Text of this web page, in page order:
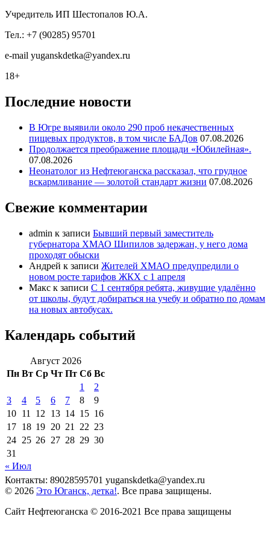
Учредитель ИП Шестопалов Ю.А.
Тел.: +7 (90285) 95701
e-mail yuganskdetka@yandex.ru
18+
Последние новости
В Югре выявили около 290 проб некачественных
пищевых продуктов, в том числе БАДов 07.08.2026
Продолжается преображение площади «Юбилейная».
07.08.2026
Неонатолог из Нефтеюганска рассказал, что грудное
вскармливание — золотой стандарт жизни 07.08.2026
Свежие комментарии
admin к записи Бывший первый заместитель
губернатора ХМАО Шипилов задержан, у него дома
проходят обыски
Андрей к записи Жителей ХМАО предупредили о
новом росте тарифов ЖКХ с 1 апреля
Макс к записи С 1 сентября ребята, живущие удалённо
от школы, будут добираться на учебу и обратно по домам
на новых автобусах.
Календарь событий
Август 2026
Пн Вт Ср Чт Пт Сб Вс
1
2
3
4 5 6 7 8
9
10 11 12 13 14 15 16
17 18 19 20 21 22 23
24 25 26 27 28 29 30
31
« Июл
Контакты: 89028595701 yuganskdetka@yandex.ru
© 2026 Это Юганск, детка!. Все права защищены.
Сайт Нефтеюганска © 2016-2021 Все права защищены